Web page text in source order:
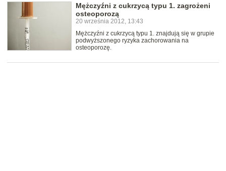
Mężczyźni z cukrzycą typu 1. zagrożeni
osteoporozą
20 września 2012, 13:43
Mężczyźni z cukrzycą typu 1. znajdują się w grupie
podwyższonego ryzyka zachorowania na
osteoporozę.